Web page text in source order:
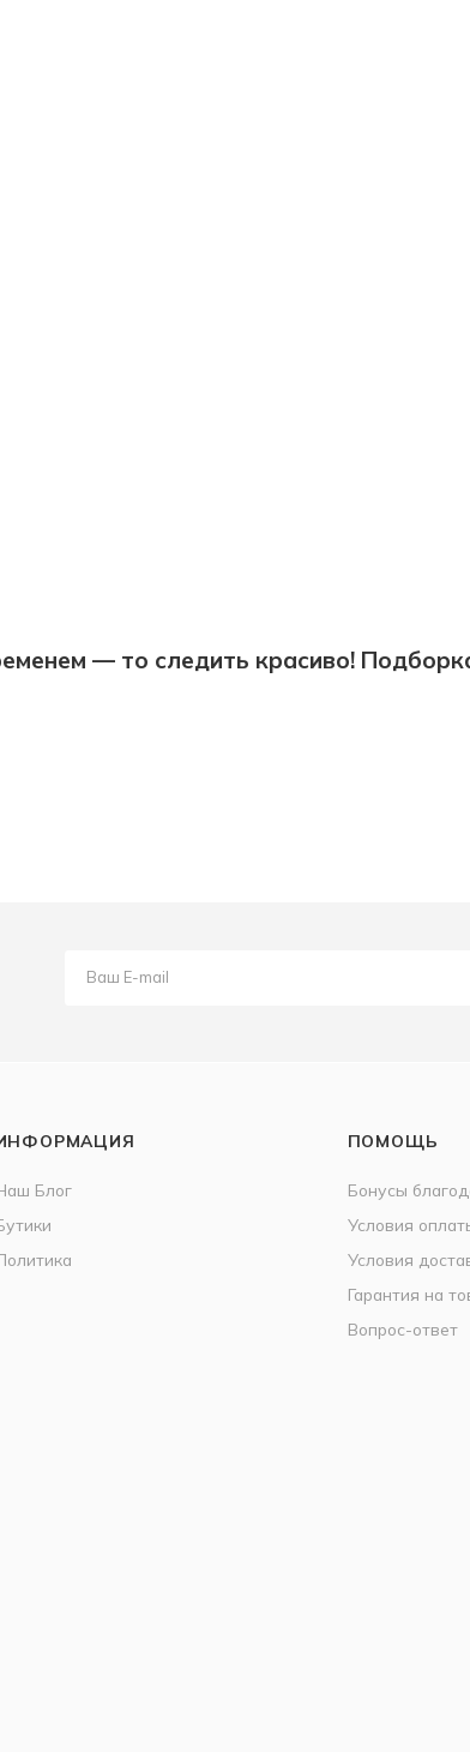
— то следить красиво!
Блог
ПОМОЩЬ
Бонусы
Условия
Условия
Гарантия на
Вопрос-ответ